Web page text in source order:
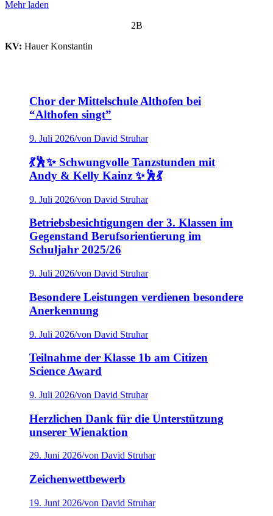
Mehr laden
2B
KV: Hauer Konstantin
Chor der Mittelschule Althofen bei
“Althofen singt”
9. Juli 2026/von David Struhar
💃🕺✨ Schwungvolle Tanzstunden mit
Andy & Kelly Kainz ✨🕺💃
9. Juli 2026/von David Struhar
Betriebsbesichtigungen der 3. Klassen im
Gegenstand Berufsorientierung im
Schuljahr 2025/26
9. Juli 2026/von David Struhar
Besondere Leistungen verdienen besondere
Anerkennung
9. Juli 2026/von David Struhar
Teilnahme der Klasse 1b am Citizen
Science Award
9. Juli 2026/von David Struhar
Herzlichen Dank für die Unterstützung
unserer Wienaktion
29. Juni 2026/von David Struhar
Zeichenwettbewerb
19. Juni 2026/von David Struhar